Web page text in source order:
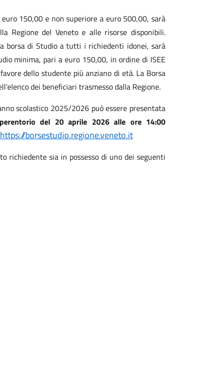
150,00 e non superiore a euro 500,00, sarà
Regione del Veneto e alle risorse disponibili.
borsa di Studio a tutti i richiedenti idonei, sarà
minima, pari a euro 150,00, in ordine di ISEE
dello studente più anziano di età. La Borsa
dei beneficiari trasmesso dalla Regione.
scolastico 2025/2026 può essere presentata
del 20 aprile 2026 alle ore 14:00
https://borsestudio.regione.veneto.it
richiedente sia in possesso di uno dei seguenti